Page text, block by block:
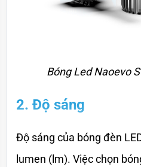
Bóng Led Naoevo
2. Độ sáng
Độ sáng của bóng đèn
lumen (lm). Việc chọn